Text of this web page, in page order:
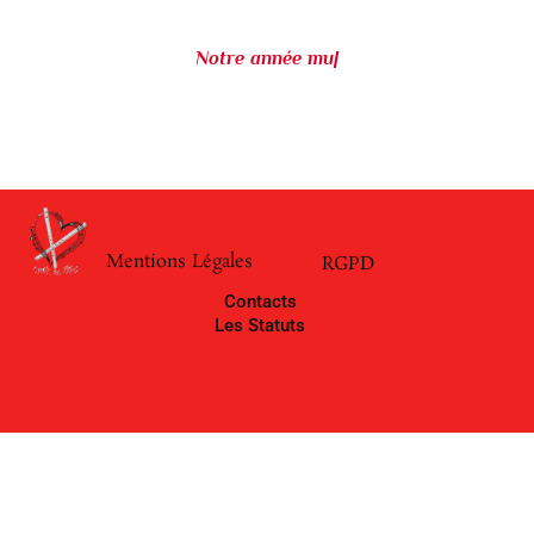
Notre année mu|
Mentions Légales RGPD
Contacts
Les Statuts